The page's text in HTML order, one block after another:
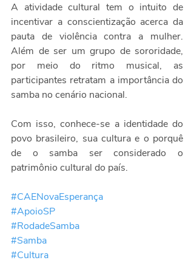
A atividade cultural tem o intuito de
incentivar a conscientização acerca da
pauta de violência contra a mulher.
Além de ser um grupo de sororidade,
por meio do ritmo musical, as
participantes retratam a importância do
samba no cenário nacional.
Com isso, conhece-se a identidade do
povo brasileiro, sua cultura e o porquê
de o samba ser considerado o
patrimônio cultural do país.
#CAENovaEsperança
#ApoioSP
#RodadeSamba
#Samba
#Cultura